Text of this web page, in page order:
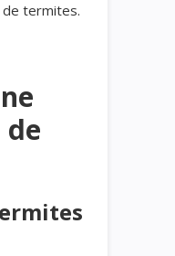
termites.